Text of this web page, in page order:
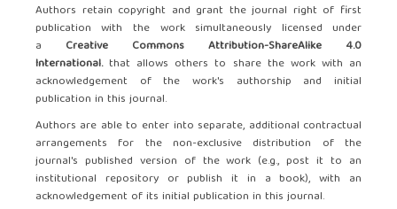
Authors retain copyright and grant the journal right of first
publication with the work simultaneously licensed under
a Creative Commons Attribution-ShareAlike 4.0
International.that allows others to share the work with an
acknowledgement of the work's authorship and initial
publication in this journal.
Authors are able to enter into separate, additional contractual
arrangements for the non-exclusive distribution of the
journal's published version of the work (e.g., post it to an
institutional repository or publish it in a book), with an
acknowledgement of its initial publication in this journal.